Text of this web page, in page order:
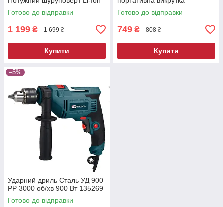
Готово до відправки
1 199 ₴ 1 699 ₴
Купити
Готово до відправки
749 ₴ 808 ₴
Купити
–5%
Ударний дриль Сталь УД 900
РР 3000 об/хв 900 Вт 135269
Готово до відправки